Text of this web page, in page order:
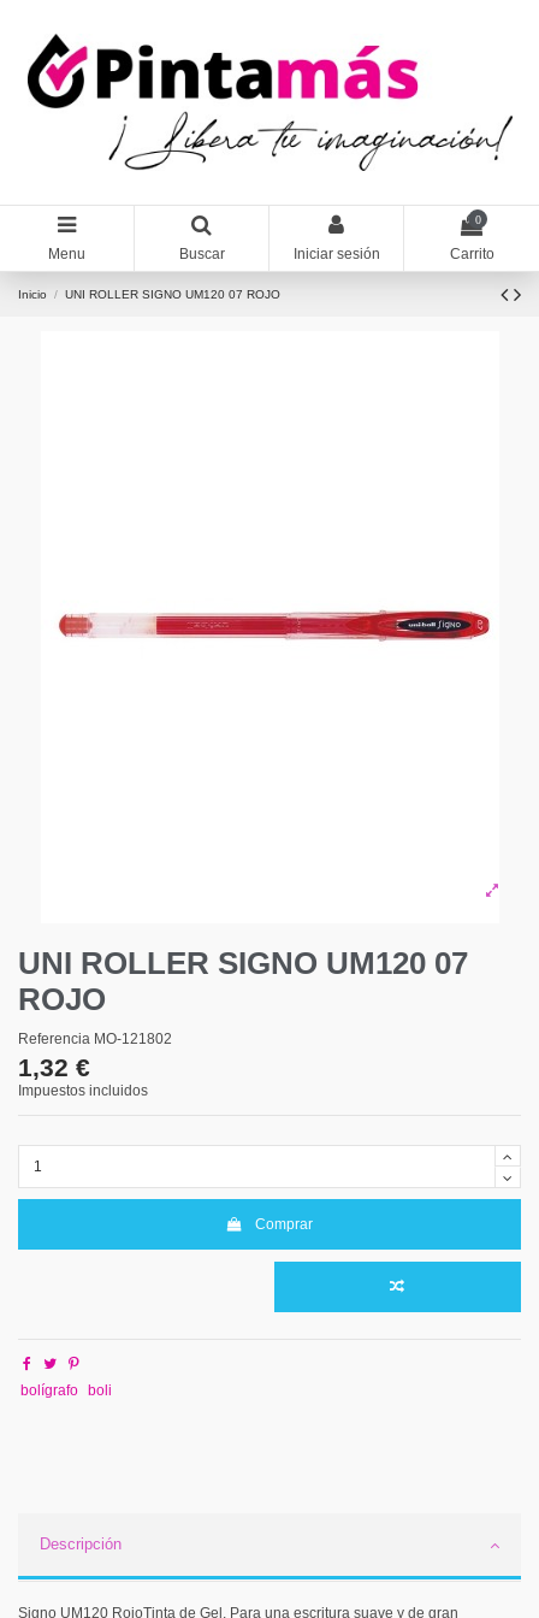
Menu Buscar Iniciar sesión
0
Carrito
Inicio UNI ROLLER SIGNO UM120 07 ROJO
UNI ROLLER SIGNO UM120 07
ROJO
Referencia MO-121802
1,32 €
Impuestos incluidos
Comprar
bolígrafo boli
Descripción
Signo UM120 RojoTinta de Gel. Para una escritura suave y de gran